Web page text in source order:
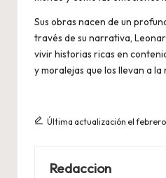
Sus obras nacen de un
través de su narrativa,
vivir historias ricas en
y moralejas que los llevan a la
Última actualización el febrero
Redaccion